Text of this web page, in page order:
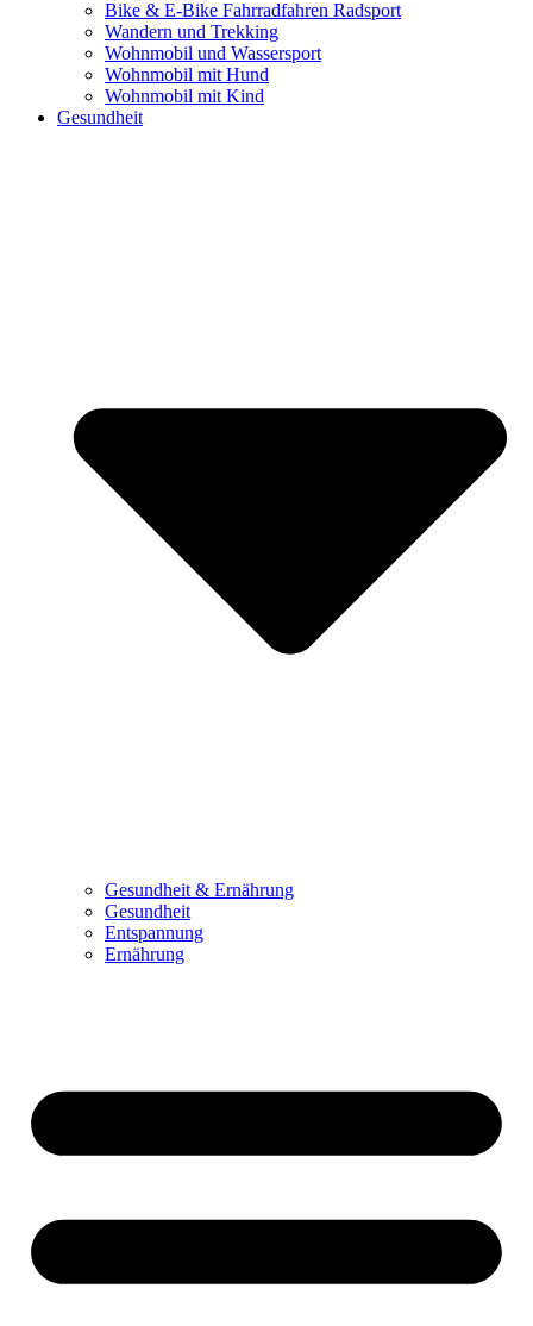
Bike & E-Bike Fahrradfahren Radsport
Wandern und Trekking
Wohnmobil und Wassersport
Wohnmobil mit Hund
Wohnmobil mit Kind
Gesundheit
Gesundheit & Ernährung
Gesundheit
Entspannung
Ernährung